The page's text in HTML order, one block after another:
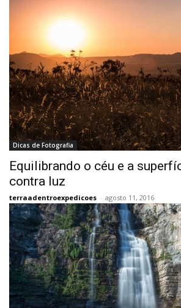
Dicas de Fotografia
Equilibrando o céu e a
contra luz
terraadentroexpedicoes - agosto 11, 2016